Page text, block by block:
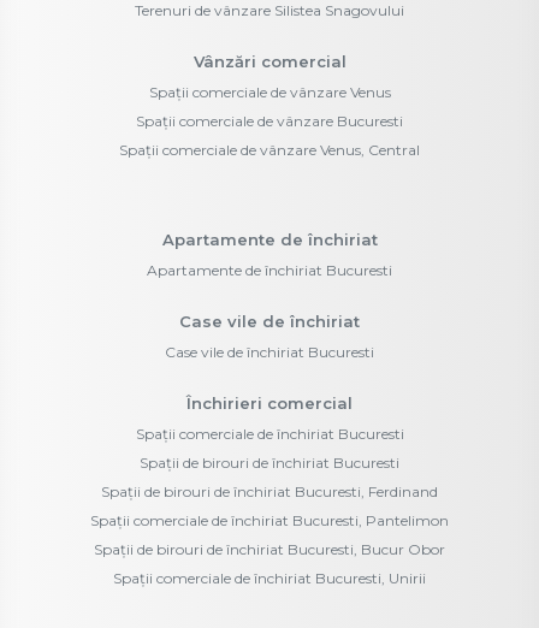
Terenuri de vânzare Silistea Snagovului
Vânzări comercial
Spații comerciale de vânzare Venus
Spații comerciale de vânzare Bucuresti
Spații comerciale de vânzare Venus, Central
Apartamente de închiriat
Apartamente de închiriat Bucuresti
Case vile de închiriat
Case vile de închiriat Bucuresti
Închirieri comercial
Spații comerciale de închiriat Bucuresti
Spații de birouri de închiriat Bucuresti
Spații de birouri de închiriat Bucuresti, Ferdinand
Spații comerciale de închiriat Bucuresti, Pantelimon
Spații de birouri de închiriat Bucuresti, Bucur Obor
Spații comerciale de închiriat Bucuresti, Unirii